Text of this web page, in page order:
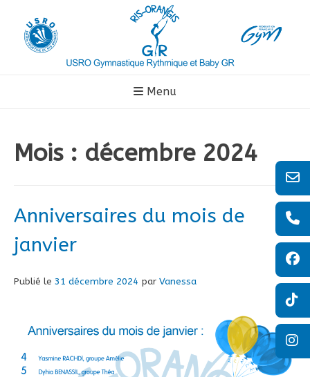
contenu
Menu
Mois : décembre 2024
Anniversaires du mois de
janvier
Publié le 31 décembre 2024 par Vanessa